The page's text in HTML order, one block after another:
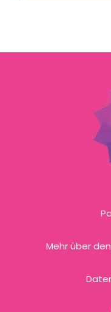
Mehr über